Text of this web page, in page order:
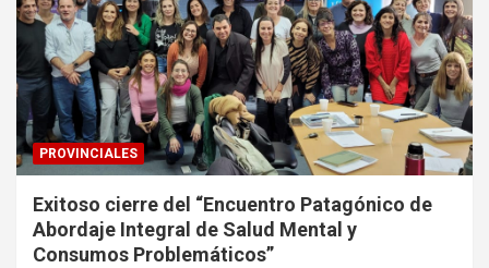
PROVINCIALES
Exitoso cierre del “Encuentro Patagónico de
Abordaje Integral de Salud Mental y
Consumos Problemáticos”